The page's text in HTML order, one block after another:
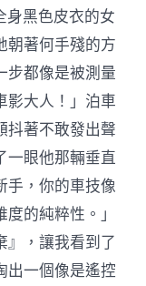
身黑色皮衣的女
朝著何手殘的方
步都像是被測量
影大人！」泊車
抖著不敢發出聲
一眼他那輛垂直
手，你的車技像
的純粹性。」
，讓我看到了
出一個像是遙控